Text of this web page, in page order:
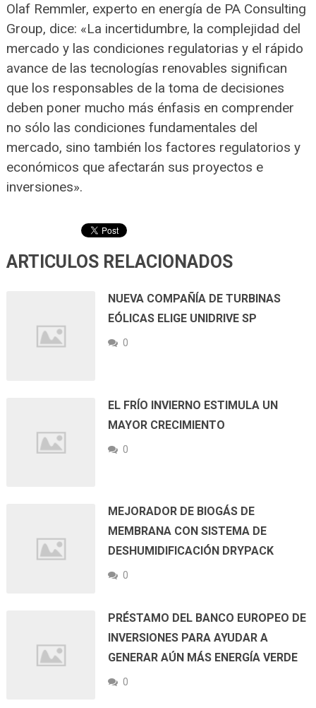
Olaf Remmler, experto en energía de PA Consulting
Group, dice: «La incertidumbre, la complejidad del
mercado y las condiciones regulatorias y el rápido
avance de las tecnologías renovables significan
que los responsables de la toma de decisiones
deben poner mucho más énfasis en comprender
no sólo las condiciones fundamentales del
mercado, sino también los factores regulatorios y
económicos que afectarán sus proyectos e
inversiones».
ARTICULOS RELACIONADOS
NUEVA COMPAÑÍA DE TURBINAS
EÓLICAS ELIGE UNIDRIVE SP
0
EL FRÍO INVIERNO ESTIMULA UN
MAYOR CRECIMIENTO
0
MEJORADOR DE BIOGÁS DE
MEMBRANA CON SISTEMA DE
DESHUMIDIFICACIÓN DRYPACK
0
PRÉSTAMO DEL BANCO EUROPEO DE
INVERSIONES PARA AYUDAR A
GENERAR AÚN MÁS ENERGÍA VERDE
0